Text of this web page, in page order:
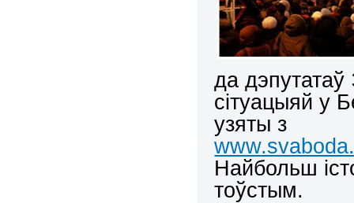
да дэпутатаў
сітуацыяй у
узяты з
Найбольш
тоўстым.